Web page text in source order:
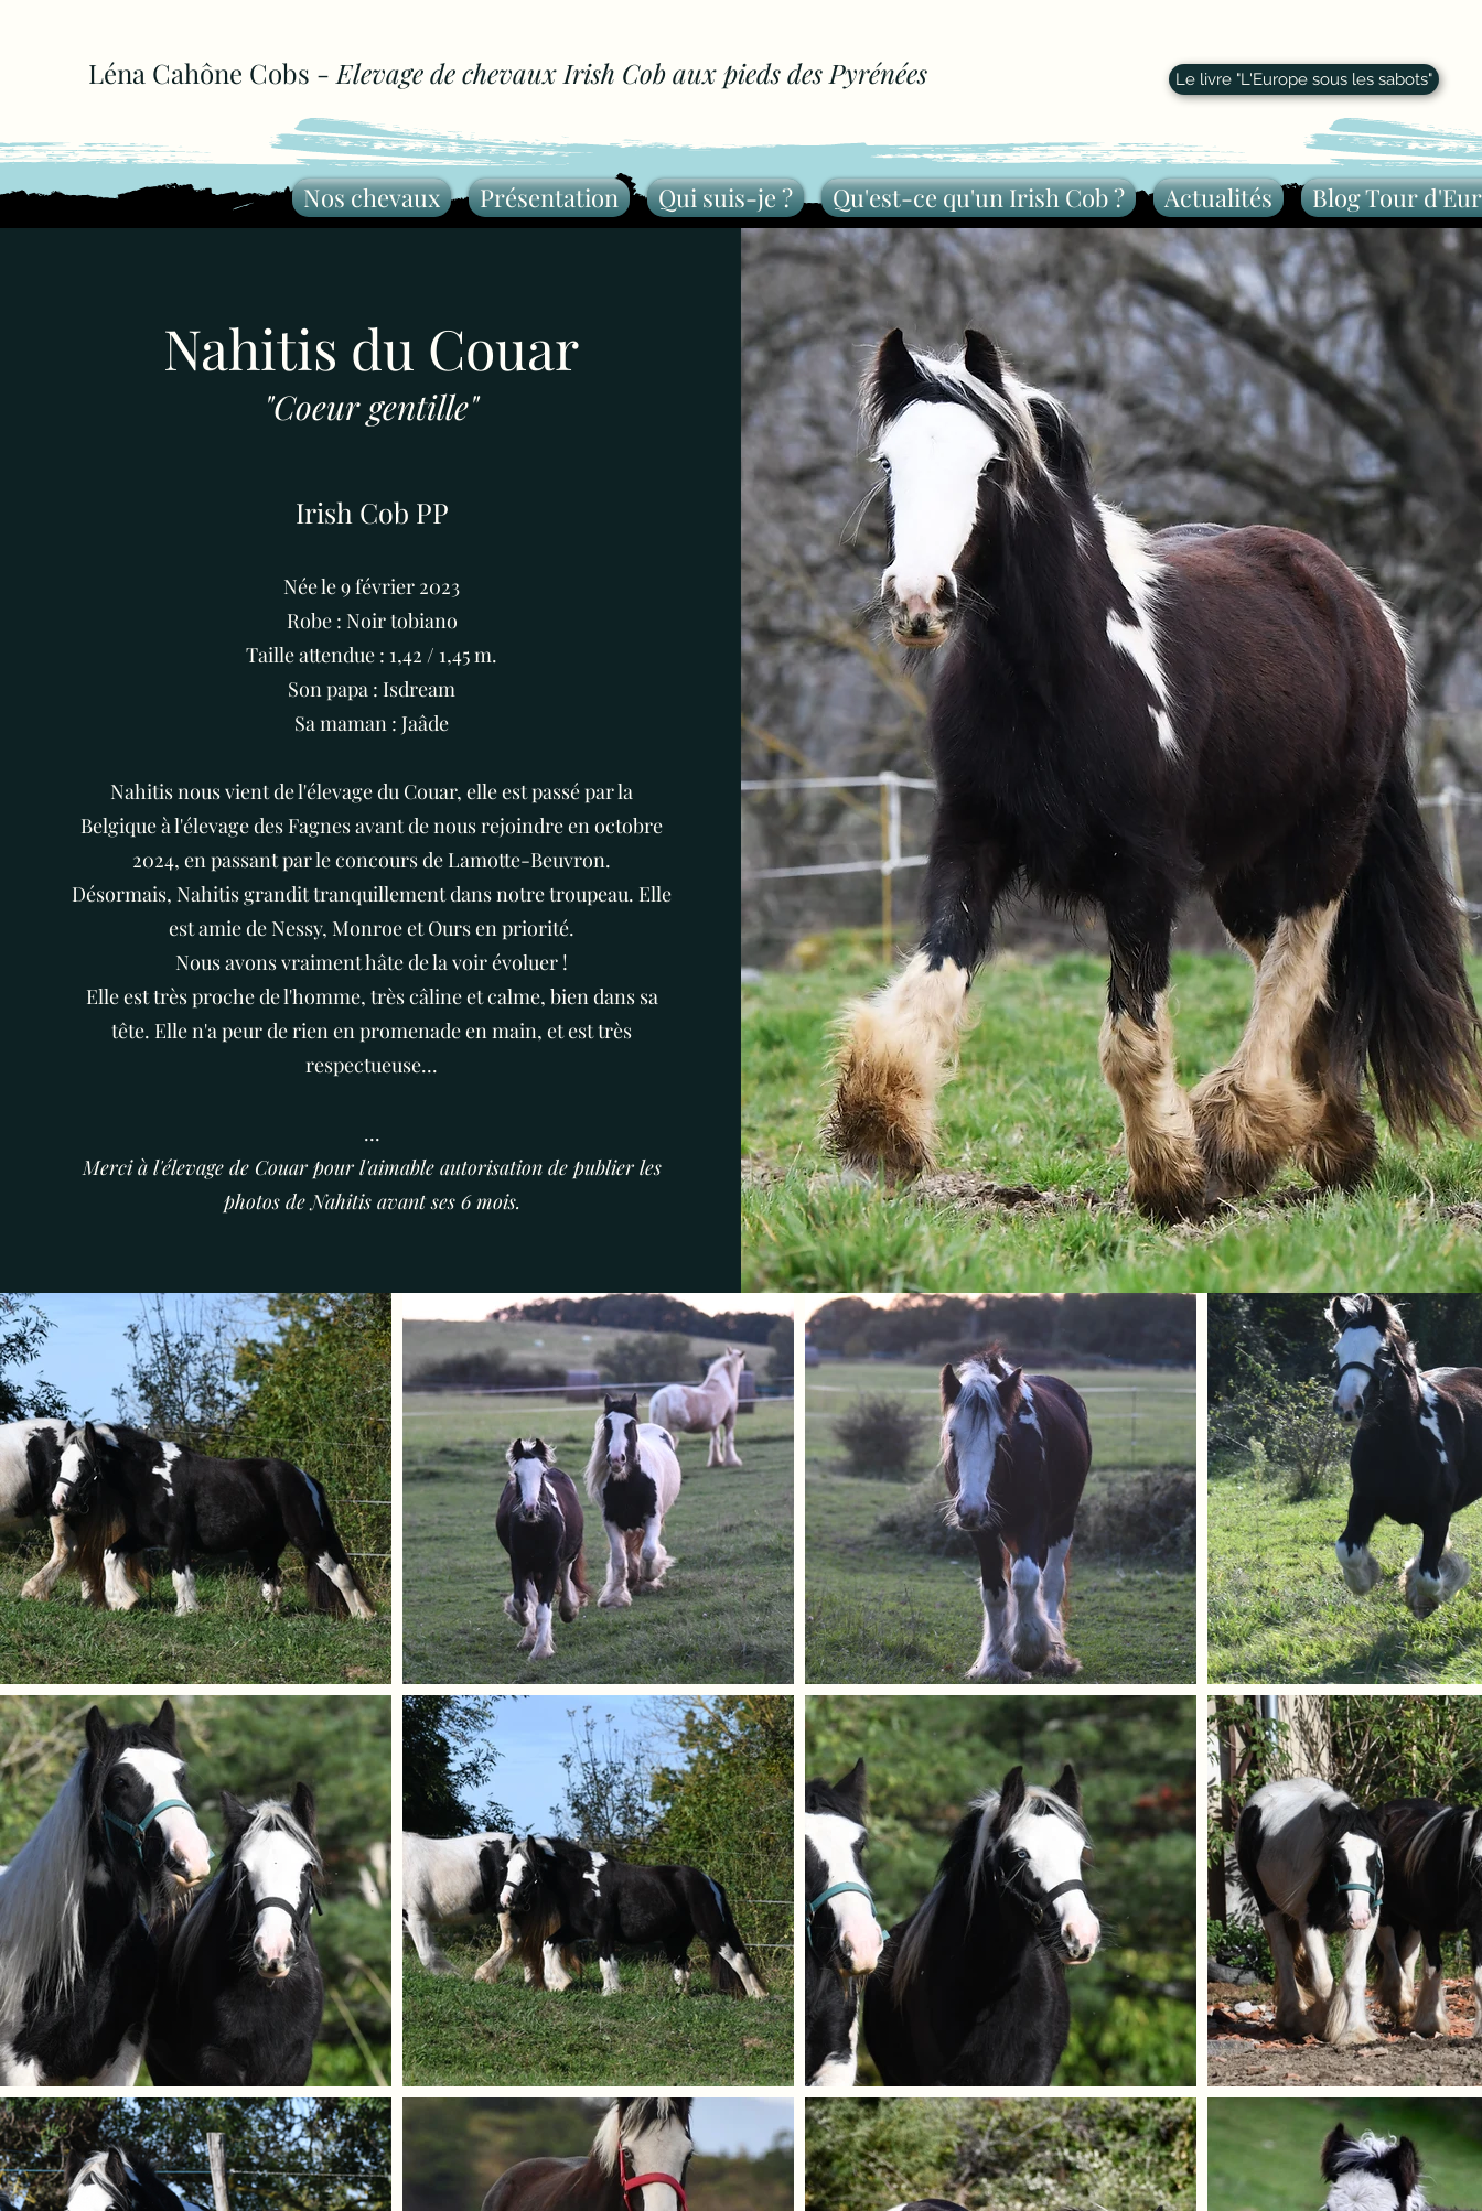
Léna Cahône Cobs - Elevage de chevaux Irish Cob aux pieds des Pyrénées Le livre "L'Europe sous les sabots"
Nos chevaux Présentation Qui suis-je ? Qu'est-ce qu'un Irish Cob ? Actualités Blog Tour
Nahitis du Couar
"Coeur gentille"
Irish Cob PP
Née le 9 février 2023
Robe : Noir tobiano
Taille attendue : 1,42 / 1,45 m.
Son papa : Isdream
Sa maman : Jaâde
Nahitis nous vient de l'élevage du Couar, elle est passé par la
Belgique à l'élevage des Fagnes avant de nous rejoindre en octobre
2024, en passant par le concours de Lamotte-Beuvron.
Désormais, Nahitis grandit tranquillement dans notre troupeau. Elle
estamie de Nessy, Monroe et Ours en priorité.
Nous avons vraiment hâte de la voir évoluer !
Elle est très proche de l'homme, très câline et calme, bien dans sa
tête. Elle n'a peur de rien en promenade en main, et est très
respectueuse...
...​
Merci à l'élevage de Couar pour l'aimable autorisation de publier les
photos de Nahitis avant ses 6 mois.